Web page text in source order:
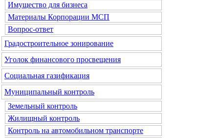
Имущество для бизнеса
Материалы Корпорации МСП
Вопрос-ответ
Градостроительное зонирование
Уголок финансового просвещения
Социальная газификация
Муниципальный контроль
Земельный контроль
Жилищный контроль
Контроль на автомобильном транспорте